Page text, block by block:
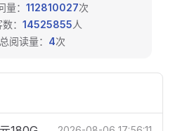
： 112810027次
： 14525855人
阅读量： 4次